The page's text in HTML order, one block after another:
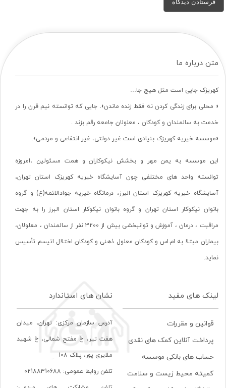
متن درباره ما
کهریزک جایی است مثل هیچ جا…
« محلی برای زندگی کردن نه فقط زنده ماندن». جایی که توانسته نیم قرن را در
خدمت به سالمندان و کودکان ، معلولان جامعه رقم بزند .
«موسسه خیریه کهریزک بنیادی است غیر دولتی، غیر انتفاعی و مردمی».
این موسسه به یمن مهر و بخشش نیکوکاران و همت مسئولین ،امروزه
توانسته واحد های مختلفی چون آسایشگاه خیریه کهریزک استان تهران،
آسایشگاه خیریه کهریزک استان البرز، درمانگاه خیریه جوادالائمه(ع) و گروه
بانوان نیکوکار استان تهران و گروه بانوان نیکوکار استان البرز را به جهت
مراقبت ، درمان ، آموزش و توانبخشی بیش از 3200 نفر از سالمندان ، معلولان،
بیماران مبتلا به ام.اس و کودکان معلول ذهنی و کودکان اختلال اتیسم تأسیس
نماید.
لینک های مفید
قوانین و مقررات
پرداخت آنلاین کمک های نقدی
حساب های بانکی موسسه
کمیته محیط زیست و سلامت
نشان های استاندارد
آدرس سازمان مرکزی: تهران، ميدان
هفت تير، خ مفتح شمالی، خ شهيد
ملايری پور، پلاک 108
تلفن روابط عمومی: 02188310688